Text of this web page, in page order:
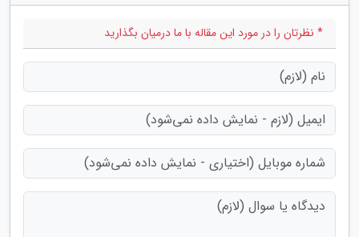
* نظرتان را در مورد این مقاله با ما درمیان بگذارید